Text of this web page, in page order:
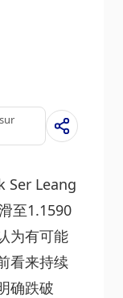
Ser Leang
至1.1590
为有可能
看来持续
确跌破